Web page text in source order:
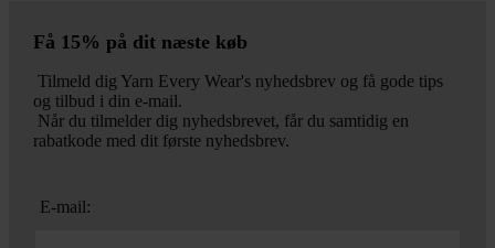
Få 15% på dit næste køb
Tilmeld dig Yarn Every Wear's nyhedsbrev og få gode tips
og tilbud i din e-mail.
Når du tilmelder dig nyhedsbrevet, får du samtidig en
rabatkode med dit første nyhedsbrev.
E-mail: